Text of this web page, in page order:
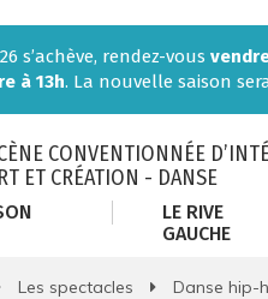
s’achève, rendez-vous
à 13h. La nouvelle saison
CONVENTIONNÉE
ET CRÉATION - DANSE
LE RIVE
GAUCHE
Les spectacles Danse hip-